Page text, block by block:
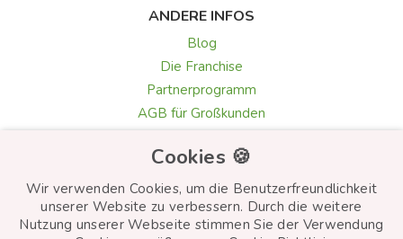
ANDERE INFOS
Blog
Die Franchise
Partnerprogramm
AGB für Großkunden
Texte für Grußkarten
Auswahl der Blumen
Cookies 🍪
Wir verwenden Cookies, um die Benutzerfreundlichkeit
unserer Website zu verbessern. Durch die weitere
Nutzung unserer Webseite stimmen Sie der Verwendung